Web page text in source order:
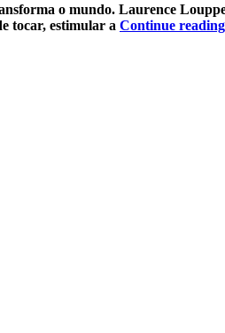
o mundo. Laurence
tocar, estimular a Continue reading